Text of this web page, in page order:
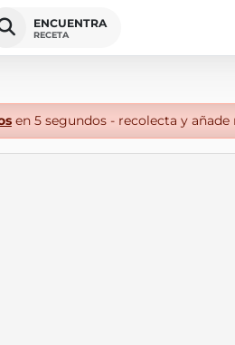
ENCUENTRA
RECETA
en 5 segundos - recolecta y